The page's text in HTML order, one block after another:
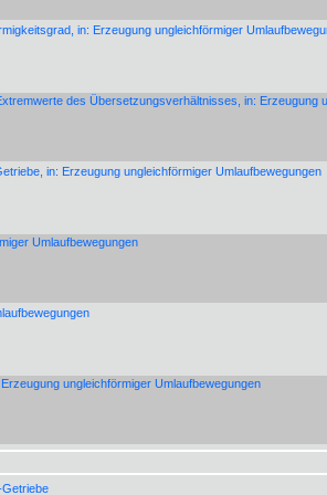
in: Erzeugung ungleichförmiger
des Übersetzungsverhältnisses, in: Erzeugung
in: Erzeugung ungleichförmiger Umlaufbewegungen
Umlaufbewegungen
ungleichförmiger Umlaufbewegungen